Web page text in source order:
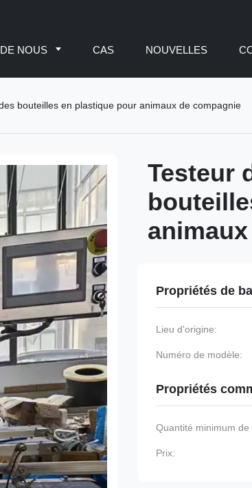
NOUS CAS NOUVELLES
bouteilles en plastique pour animaux de compagnie
Testeur
Propriétés de
Lieu d'origine:
Numéro de modèle:
Propriétés
Quantité minimum
Prix: